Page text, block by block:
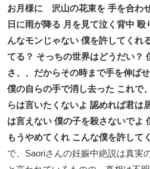
お月様に 沢山の花束を 手を合わ
日に雨が降る 月を見て泣く背中
んなモンじゃない 僕を許してくれ
てる？ そっちの世界はどうだい？
さ、、だからその時まで手を伸ば
僕の自らの手で消し去った これで
らは言いたくないよ 認めれば君は
は言えない 僕の子を殺さないでよ
もうやめてくれ こんな僕を許して
で、Saoriさんの妊娠中絶説は真実